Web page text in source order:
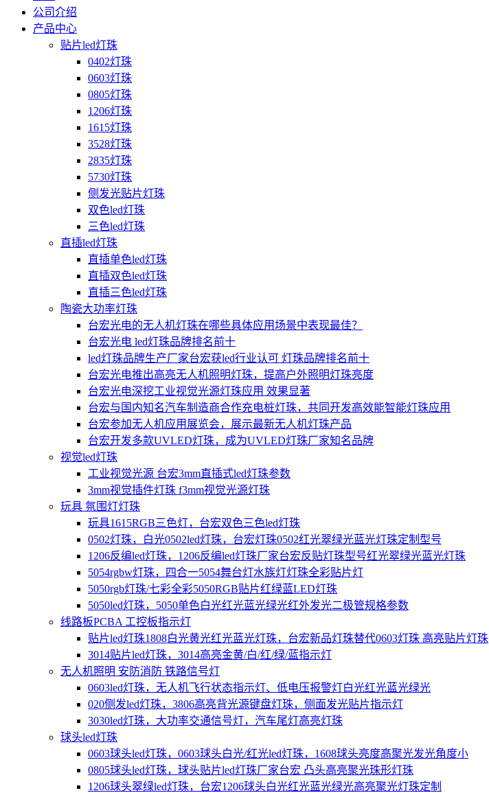
公司介绍
产品中心
贴片led灯珠
0402灯珠
0603灯珠
0805灯珠
1206灯珠
1615灯珠
3528灯珠
2835灯珠
5730灯珠
侧发光贴片灯珠
双色led灯珠
三色led灯珠
直插led灯珠
直插单色led灯珠
直插双色led灯珠
直插三色led灯珠
陶瓷大功率灯珠
台宏光电的无人机灯珠在哪些具体应用场景中表现最佳？
台宏光电 led灯珠品牌排名前十
led灯珠品牌生产厂家台宏获led行业认可 灯珠品牌排名前十
台宏光电推出高亮无人机照明灯珠，提高户外照明灯珠亮度
台宏光电深挖工业视觉光源灯珠应用 效果显著
台宏与国内知名汽车制造商合作充电桩灯珠，共同开发高效能智能灯珠应用
台宏参加无人机应用展览会，展示最新无人机灯珠产品
台宏开发多款UVLED灯珠，成为UVLED灯珠厂家知名品牌
视觉led灯珠
工业视觉光源 台宏3mm直插式led灯珠参数
3mm视觉插件灯珠 f3mm视觉光源灯珠
玩具 氛围灯灯珠
玩具1615RGB三色灯，台宏双色三色led灯珠
0502灯珠，白光0502led灯珠，台宏灯珠0502红光翠绿光蓝光灯珠定制型号
1206反编led灯珠，1206反编led灯珠厂家台宏反贴灯珠型号红光翠绿光蓝光灯珠
5054rgbw灯珠，四合一5054舞台灯水族灯灯珠全彩贴片灯
5050rgb灯珠/七彩全彩5050RGB贴片红绿蓝LED灯珠
5050led灯珠，5050单色白光红光蓝光绿光红外发光二极管规格参数
线路板PCBA 工控板指示灯
贴片led灯珠1808白光黄光红光蓝光灯珠，台宏新品灯珠替代0603灯珠 高亮贴片灯珠
3014贴片led灯珠，3014高亮金黄/白/红/绿/蓝指示灯
无人机照明 安防消防 铁路信号灯
0603led灯珠，无人机飞行状态指示灯、低电压报警灯白光红光蓝光绿光
020侧发led灯珠，3806高亮背光源键盘灯珠，侧面发光贴片指示灯
3030led灯珠，大功率交通信号灯，汽车尾灯高亮灯珠
球头led灯珠
0603球头led灯珠，0603球头白光/红光led灯珠，1608球头亮度高聚光发光角度小
0805球头led灯珠，球头贴片led灯珠厂家台宏 凸头高亮聚光珠形灯珠
1206球头翠绿led灯珠，台宏1206球头白光红光蓝光绿光高亮聚光灯珠定制